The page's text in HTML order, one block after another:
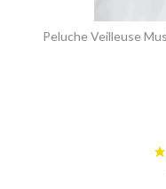
Peluche Veilleuse